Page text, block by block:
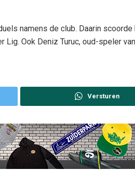
namens de club. Daarin scoorde
Ook Deniz Turuc, oud-speler